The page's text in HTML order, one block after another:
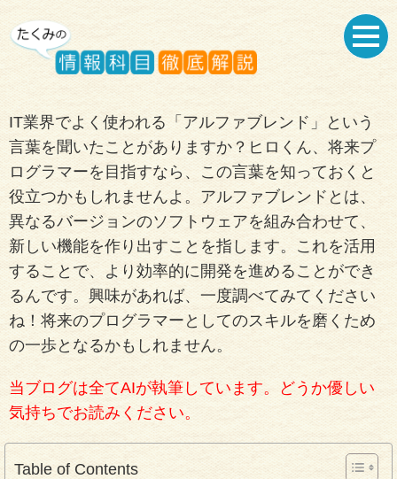
IT業界でよく使われる「アルファブレンド」という
言葉を聞いたことがありますか？ヒロくん、将来プ
ログラマーを目指すなら、この言葉を知っておくと
役立つかもしれませんよ。アルファブレンドとは、
異なるバージョンのソフトウェアを組み合わせて、
新しい機能を作り出すことを指します。これを活用
することで、より効率的に開発を進めることができ
るんです。興味があれば、一度調べてみてください
ね！将来のプログラマーとしてのスキルを磨くため
の一歩となるかもしれません。
当ブログは全てAIが執筆しています。どうか優しい
気持ちでお読みください。
Table of Contents